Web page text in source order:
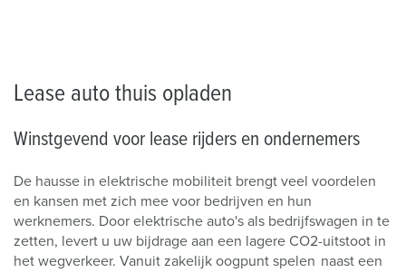
Lease auto thuis opladen
Winstgevend voor lease rijders en ondernemers
De hausse in elektrische mobiliteit brengt veel voordelen
en kansen met zich mee voor bedrijven en hun
werknemers. Door elektrische auto's als bedrijfswagen in te
zetten, levert u uw bijdrage aan een lagere CO2-uitstoot in
het wegverkeer. Vanuit zakelijk oogpunt spelen naast een